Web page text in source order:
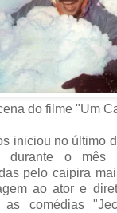
do filme "Um
iniciou no último
durante o mês
pelo caipira
ao ator e
comédias